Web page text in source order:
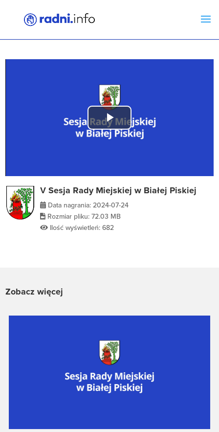
Play
V Sesja Rady Miejskiej w Białej Piskiej
Data nagrania: 2024-07-24
Rozmiar pliku: 72.03 MB
Ilość wyświetleń: 682
Zobacz więcej